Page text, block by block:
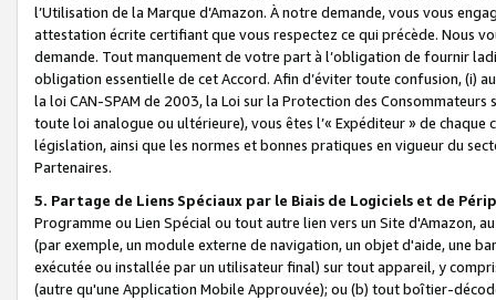
l’Utilisation de la Marque d’Amazon. À notre demande, vous vous
attestation écrite certifiant que vous respectez ce qui précède. Nous
demande. Tout manquement de votre part à l’obligation de fournir
obligation essentielle de cet Accord. Afin d’éviter toute confusion, (i)
la loi CAN-SPAM de 2003, la Loi sur la Protection des
toute loi analogue ou ultérieure), vous êtes l’« Expéditeur » de
législation, ainsi que les normes et bonnes pratiques en vigueur du
Partenaires.
5. Partage de Liens Spéciaux par le Biais de Logiciels et de
Programme ou Lien Spécial ou tout autre lien vers un Site d'Amazon,
(par exemple, un module externe de navigation, un objet d'aide, une
exécutée ou installée par un utilisateur final) sur tout appareil, y
(autre qu'une Application Mobile Approuvée); ou (b) tout boîtier-